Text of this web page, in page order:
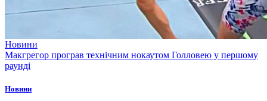
Новини
Макгрегор програв технічним нокаутом Голловею у першому
раунді
Новини